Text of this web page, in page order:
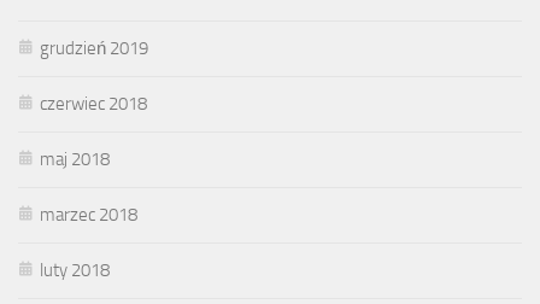
grudzień 2019
czerwiec 2018
maj 2018
marzec 2018
luty 2018